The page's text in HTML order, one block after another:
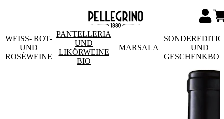
WEISS- ROT- U
ND R
OSÉWEINE
PANTELLERIA
UND
LIKÖRWEINE
BIO
MARSALA
UND